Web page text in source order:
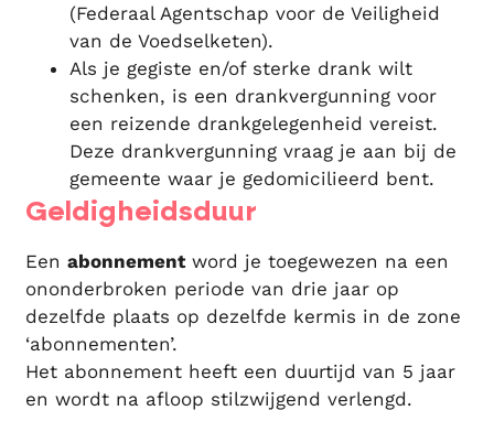
(Federaal Agentschap voor de Veiligheid
van de Voedselketen).
Als je gegiste en/of sterke drank wilt
schenken, is een drankvergunning voor
een reizende drankgelegenheid vereist.
Deze drankvergunning vraag je aan bij de
gemeente waar je gedomicilieerd bent.
Geldigheidsduur
Een abonnementword je toegewezen na een
ononderbroken periode van drie jaar op
dezelfde plaats op dezelfde kermis in de zone
‘abonnementen’.
Het abonnement heeft een duurtijd van 5 jaar
en wordt na afloop stilzwijgend verlengd.